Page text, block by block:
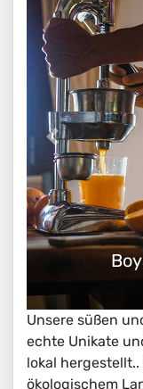
Unsere süßen
echte Unikate
lokal
ökologischem